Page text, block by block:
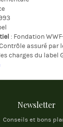
: Fondation
assuré par
charges du
Newsletter
Conseils et bons